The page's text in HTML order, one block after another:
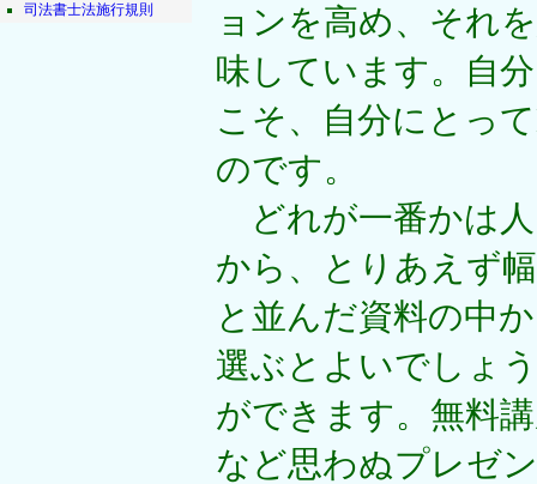
司法書士法施行規則
ョンを高め、それ
味しています。自
こそ、自分にとっ
のです。
どれが一番かは
から、とりあえず
と並んだ資料の中
選ぶとよいでしょ
ができます。無料
など思わぬプレゼ